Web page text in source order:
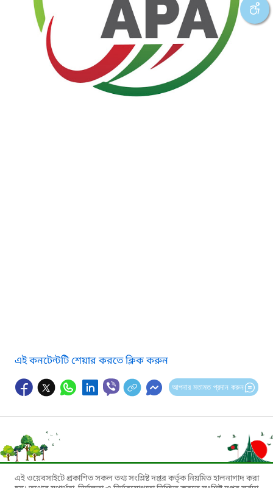
এই কনটেন্টটি শেয়ার করতে ক্লিক করুন
আপনার মতামত প্রদান করুন
এই ওয়েবসাইটে প্রকাশিত সকল তথ্য সংশ্লিষ্ট দপ্তর কর্তৃক নিয়মিত হালনাগাদ করা